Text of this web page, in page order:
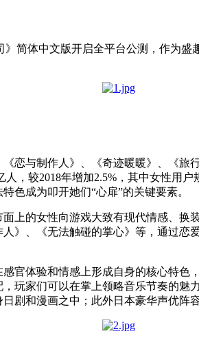
简体中文版开启全平台公测，作为
恋与制作人》、《奇迹暖暖》、《旅
人，较2018年增加2.5%，其中女性用
色成为叩开她们“心扉”的关键要素。
上的女性向游戏大致有现代情感、
》、《无法触碰的掌心》等，通过
官体验和情感上形成自身的核心特
玩家们可以在掌上领略音乐节奏的
剧和漫画之中；此外日本豪华声优阵